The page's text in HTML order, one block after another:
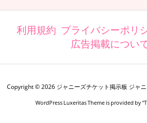
利用規約 プライバシーポリ
広告掲載につい
Copyright ©2026 ジャニーズチケット掲示板 ジャ
WordPress Luxeritas Theme is provided by "